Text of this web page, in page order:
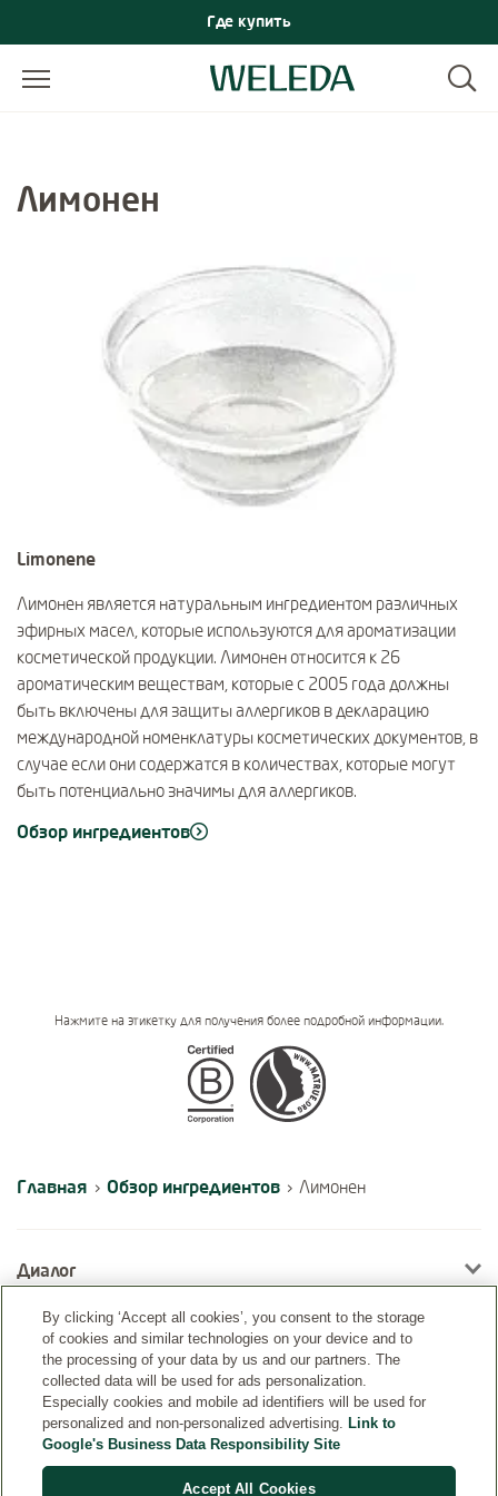
Где купить
Лимонен
Limonene
Лимонен является натуральным ингредиентом различных
эфирных масел, которые используются для ароматизации
косметической продукции. Лимонен относится к 26
ароматическим веществам, которые с 2005 года должны
быть включены для защиты аллергиков в декларацию
международной номенклатуры косметических документов, в
случае если они содержатся в количествах, которые могут
быть потенциально значимы для аллергиков.
Обзор ингредиентов
Certifications
Нажмите на этикетку для получения более подробной информации.
Главная › Обзор ингредиентов › Лимонен
Диалог
Информация
By clicking ‘Accept all cookies’, you consent to the storage
of cookies and similar technologies on your device and to
the processing of your data by us and our partners. The
collected data will be used for ads personalization.
Especially cookies and mobile ad identifiers will be used for
personalized and non-personalized advertising. Link to
Google's Business Data Responsibility Site
Accept All Cookies